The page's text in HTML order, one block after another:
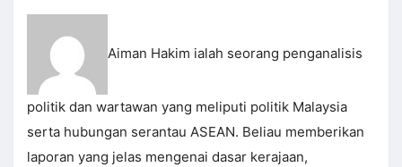
Aiman Hakim ialah seorang penganalisis
politik dan wartawan yang meliputi politik Malaysia
serta hubungan serantau ASEAN. Beliau memberikan
laporan yang jelas mengenai dasar kerajaan,